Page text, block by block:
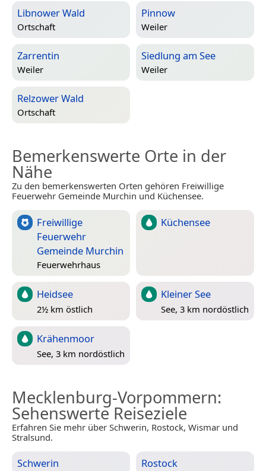
Libnower Wald
Ortschaft
Pinnow
Weiler
Zarrentin
Weiler
Siedlung am See
Weiler
Relzower Wald
Ortschaft
Bemerkenswerte Orte in der
Nähe
Zu den bemerkenswerten Orten gehören Freiwillige
Feuerwehr Gemeinde Murchin und Küchensee.
Freiwillige
Feuerwehr
Gemeinde Murchin
Feuerwehrhaus
Küchensee
Heidsee
2½ km östlich
Kleiner See
See, 3 km nordöstlich
Krähenmoor
See, 3 km nordöstlich
Mecklenburg-Vorpommern:
Sehenswerte Reiseziele
Erfahren Sie mehr über Schwerin, Rostock, Wismar und
Stralsund.
Schwerin Rostock